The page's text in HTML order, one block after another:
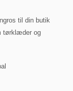
til din butik
tørklæder og